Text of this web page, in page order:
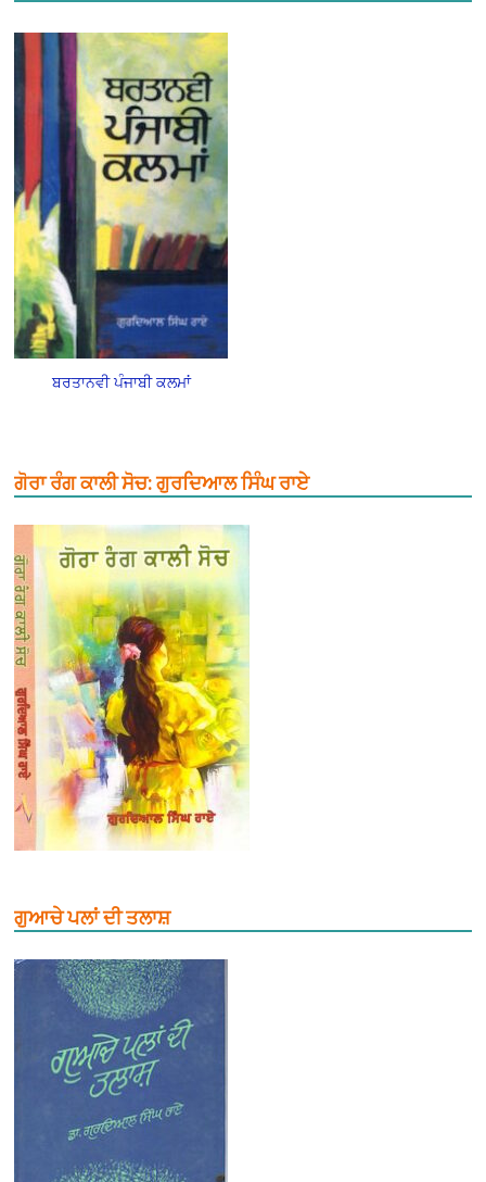
ਬਰਤਾਨਵੀ ਪੰਜਾਬੀ ਕਲਮਾਂ
ਗੋਰਾ ਰੰਗ ਕਾਲੀ ਸੋਚ: ਗੁਰਦਿਆਲ ਸਿੰਘ ਰਾਏ
ਗੁਆਚੇ ਪਲਾਂ ਦੀ ਤਲਾਸ਼